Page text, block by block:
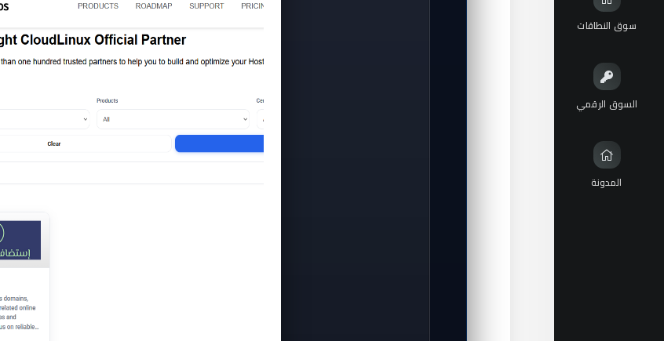
سوق النطاقات
السوق الرقمي
المدونة